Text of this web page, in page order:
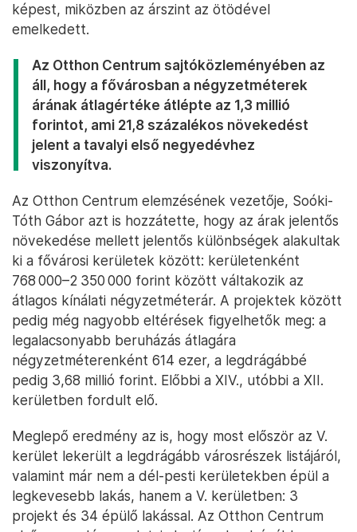
képest, miközben az árszint az ötödével
emelkedett.
Az Otthon Centrum sajtóközleményében az
áll, hogy a fővárosban a négyzetméterek
árának átlagértéke átlépte az 1,3 millió
forintot, ami 21,8 százalékos növekedést
jelent a tavalyi első negyedévhez
viszonyítva.
Az Otthon Centrum elemzésének vezetője, Soóki-
Tóth Gábor azt is hozzátette, hogy az árak jelentős
növekedése mellett jelentős különbségek alakultak
ki a fővárosi kerületek között: kerületenként
768 000–2 350 000 forint között váltakozik az
átlagos kínálati négyzetméterár. A projektek között
pedig még nagyobb eltérések figyelhetők meg: a
legalacsonyabb beruházás átlagára
négyzetméterenként 614 ezer, a legdrágábbé
pedig 3,68 millió forint. Előbbi a XIV., utóbbi a XII.
kerületben fordult elő.
Meglepő eredmény az is, hogy most először az V.
kerület lekerült a legdrágább városrészek listájáról,
valamint már nem a dél-pesti kerületekben épül a
legkevesebb lakás, hanem a V. kerületben: 3
projekt és 34 épülő lakással. Az Otthon Centrum